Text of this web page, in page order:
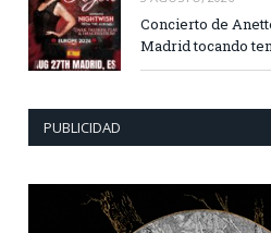
Concierto de
Madrid tocando
PUBLICIDAD